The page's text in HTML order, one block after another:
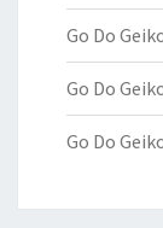
Go Do
Go Do
Go Do